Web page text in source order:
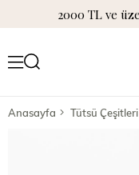
2000 TL ve
Anasayfa Tütsü Çeşitleri